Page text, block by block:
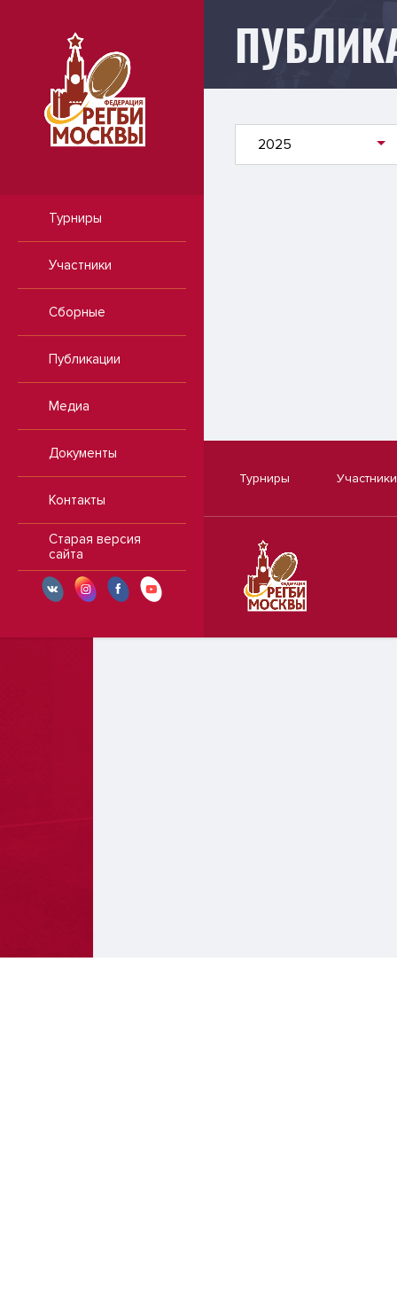
Турниры
Участники
Сборные
Публикации
Медиа
Документы
Контакты
Старая версия
сайта
Публикации
2025
Турниры Участники